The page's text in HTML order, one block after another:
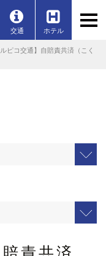
交通 ホテル
コ交通】自賠責共済（こく
責共済